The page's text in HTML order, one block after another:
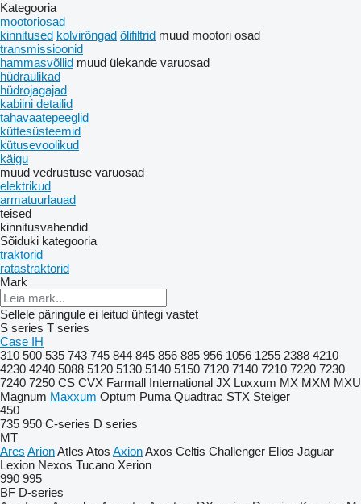
Kategooria
mootoriosad
kinnitused kolvirõngad õlifiltrid muud mootori osad
transmissioonid
hammasvõllid muud ülekande varuosad
hüdraulikad
hüdrojagajad
kabiini detailid
tahavaatepeeglid
küttesüsteemid
kütusevoolikud
käigu
muud vedrustuse varuosad
elektrikud
armatuurlauad
teised
kinnitusvahendid
Sõiduki kategooria
traktorid
ratastraktorid
Mark
Sellele päringule ei leitud ühtegi vastet
S series T series
Case IH
310 500 535 743 745 844 845 856 885 956 1056 1255 2388 4210
4230 4240 5088 5120 5130 5140 5150 7120 7140 7210 7220 7230
7240 7250 CS CVX Farmall International JX Luxxum MX MXM MXU
Magnum Maxxum Optum Puma Quadtrac STX Steiger
450
735 950 C-series D series
MT
Ares ArionAtles Atos AxionAxos Celtis Challenger Elios Jaguar
Lexion Nexos Tucano Xerion
990 995
BF D-series